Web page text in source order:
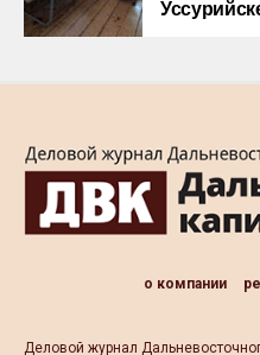
о компании
Деловой журнал